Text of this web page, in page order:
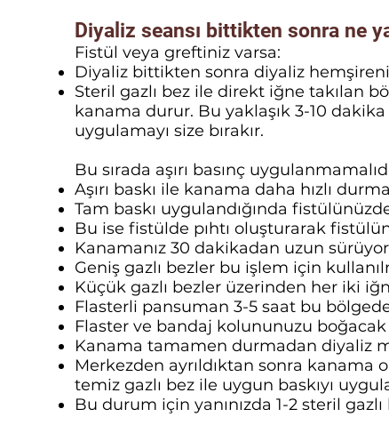
Diyaliz seansı bittikten sonra ne
Fistül veya greftiniz varsa:
Diyaliz bittikten sonra diyaliz
Steril gazlı bez ile direkt iğne takılan
kanama durur. Bu yaklaşık 3-10
uygulamayı size bırakır.
Bu sırada aşırı basınç
Aşırı baskı ile kanama daha hızlı
Tam baskı uygulandığında
Bu ise fistülde pıhtı oluşturarak
Kanamanız 30 dakikadan uzun
Geniş gazlı bezler bu işlem için
Küçük gazlı bezler üzerinden her iki
Flasterli pansuman 3-5 saat bu
Flaster ve bandaj kolununuzu boğacak
Kanama tamamen durmadan diyaliz
Merkezden ayrıldıktan sonra kanama
temiz gazlı bez ile uygun baskıyı
Bu durum için yanınızda 1-2 steril